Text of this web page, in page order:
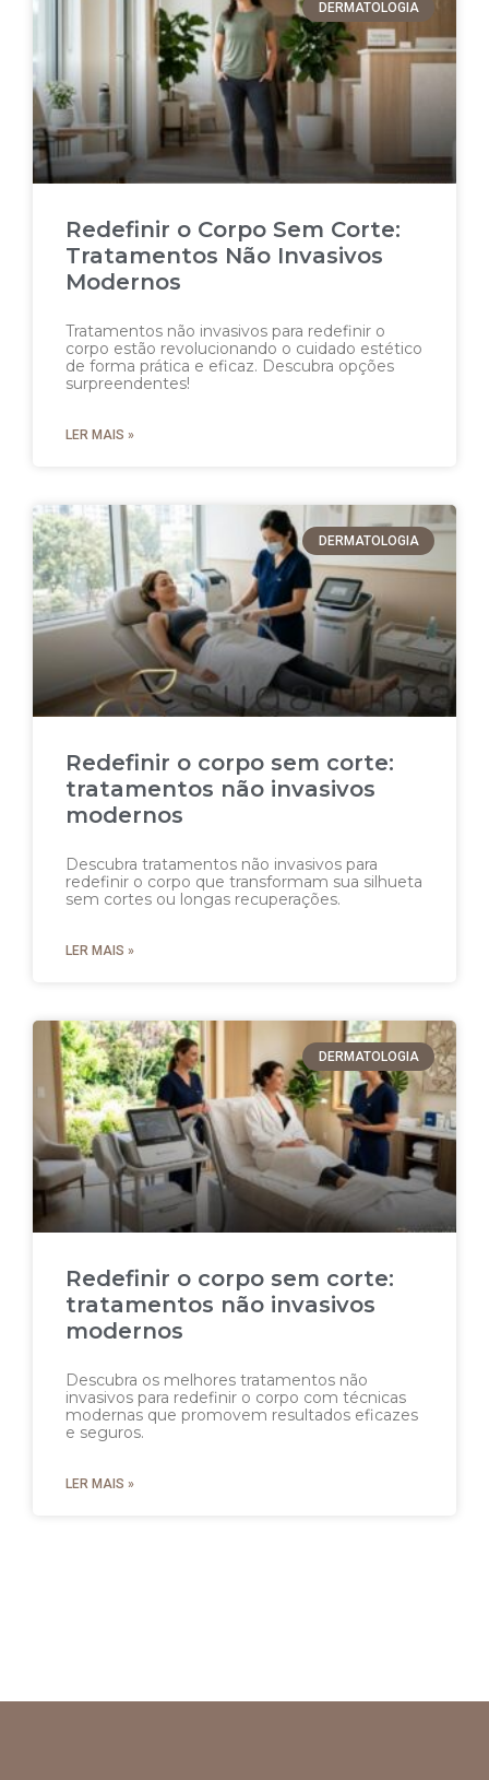
DERMATOLOGIA
Redefinir o Corpo Sem Corte:
Tratamentos Não Invasivos
Modernos
Tratamentos não invasivos para redefinir o
corpo estão revolucionando o cuidado estético
de forma prática e eficaz. Descubra opções
surpreendentes!
LER MAIS »
DERMATOLOGIA
Redefinir o corpo sem corte:
tratamentos não invasivos
modernos
Descubra tratamentos não invasivos para
redefinir o corpo que transformam sua silhueta
sem cortes ou longas recuperações.
LER MAIS »
DERMATOLOGIA
Redefinir o corpo sem corte:
tratamentos não invasivos
modernos
Descubra os melhores tratamentos não
invasivos para redefinir o corpo com técnicas
modernas que promovem resultados eficazes
e seguros.
LER MAIS »